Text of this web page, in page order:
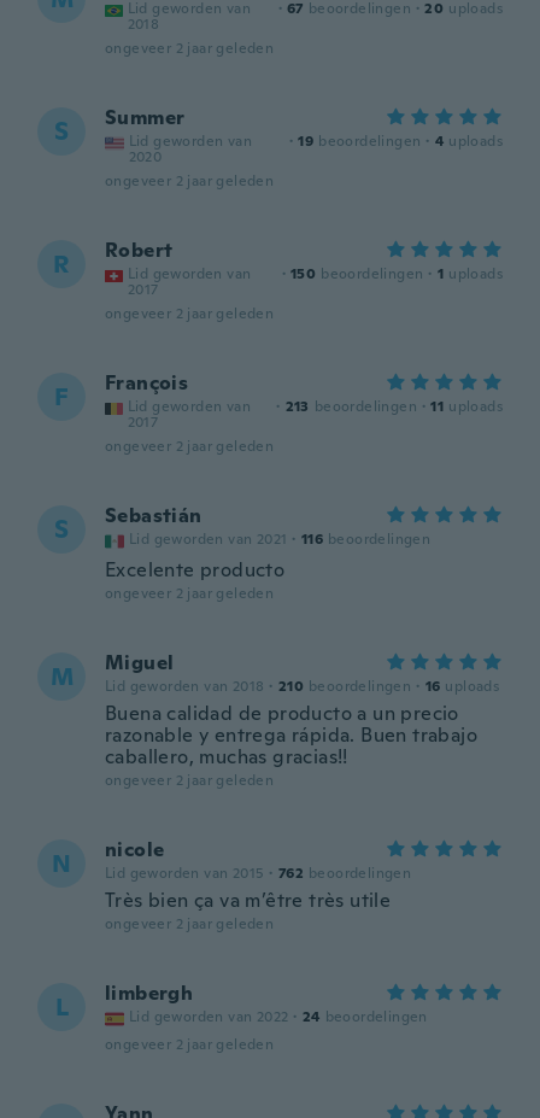
Lid geworden van
2018
· 67 beoordelingen · 20 uploads
ongeveer 2 jaar geleden
S Summer
Lid geworden van
2020
· 19 beoordelingen · 4 uploads
ongeveer 2 jaar geleden
R Robert
Lid geworden van
2017
· 150 beoordelingen · 1 uploads
ongeveer 2 jaar geleden
F François
Lid geworden van
2017
· 213 beoordelingen · 11 uploads
ongeveer 2 jaar geleden
S Sebastián
Lid geworden van 2021 · 116 beoordelingen
Excelente producto
ongeveer 2 jaar geleden
M Miguel
Lid geworden van 2018 · 210 beoordelingen · 16 uploads
Buena calidad de producto a un precio
razonable y entrega rápida. Buen trabajo
caballero, muchas gracias!!
ongeveer 2 jaar geleden
N nicole
Lid geworden van 2015 · 762 beoordelingen
Très bien ça va m’être très utile
ongeveer 2 jaar geleden
L limbergh
Lid geworden van 2022 · 24 beoordelingen
ongeveer 2 jaar geleden